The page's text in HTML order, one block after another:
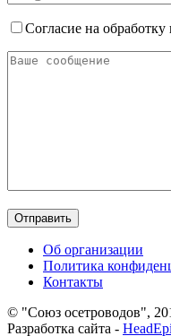
Согласие на
Об организации
Политика
Контакты
© "Союз осетроводов",
Разработка сайта -